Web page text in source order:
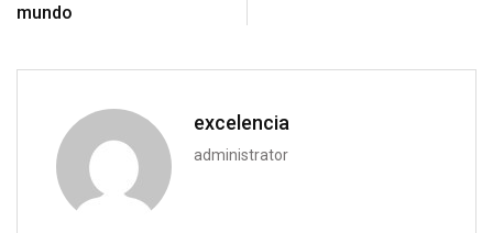
mundo
excelencia
administrator